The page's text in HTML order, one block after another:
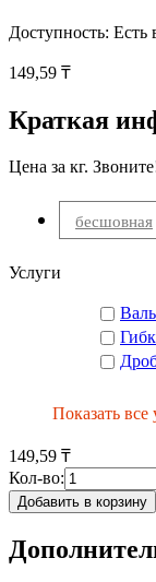
Доступность: Есть
149,59 ₸
Краткая
Цена за кг.
бесшовная
Услуги
Показать все
149,59 ₸
Кол-во:
Добавить в корзину